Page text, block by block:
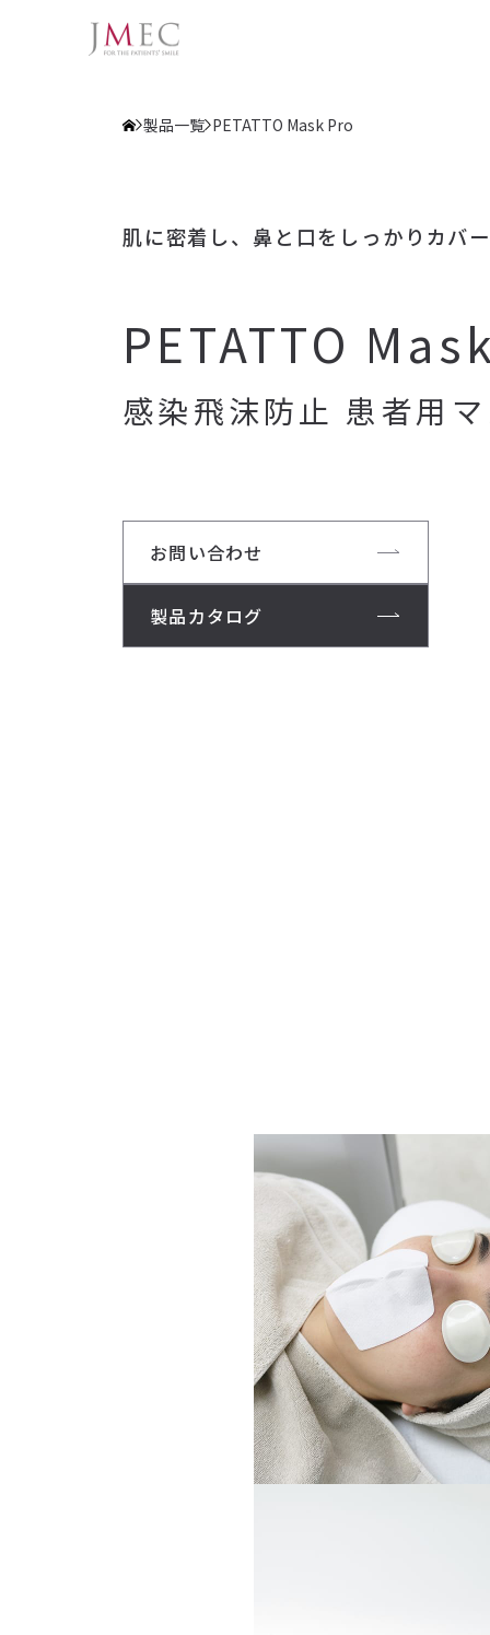
製品一覧 PETATTO Mask Pro
肌に密着し、鼻と口をしっかりカバ
PETATTO
感染飛沫防止 患者用
お問い合わせ
製品カタログ